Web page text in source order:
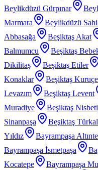
Beylikdüzü Gürpınar
Marmara
Beylikdüzü
Abbasağa
Beşiktaş Akat
Balmumcu
Beşiktaş
Dikilitaş
Beşiktaş Etiler
Konaklar
Beşiktaş
Levazım
Beşiktaş Levent
Muradiye
Beşiktaş
Sinanpaşa
Beşiktaş
Yıldız
Bayrampaşa
Bayrampaşa İsmetpaşa
Kocatepe
Bayrampaşa